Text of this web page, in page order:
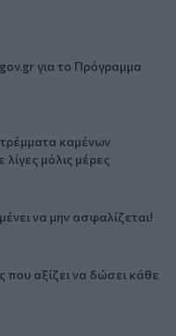
για το Πρόγραμμα
καμένων
μόλις μέρες
να μην ασφαλίζεται!
που αξίζει να δώσει κάθε